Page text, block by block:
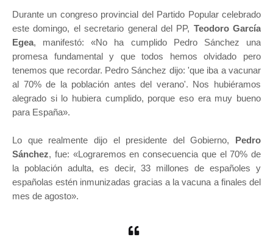
Durante un congreso provincial del Partido Popular celebrado
este domingo, el secretario general del PP, Teodoro García
Egea, manifestó: «No ha cumplido Pedro Sánchez una
promesa fundamental y que todos hemos olvidado pero
tenemos que recordar. Pedro Sánchez dijo: 'que iba a vacunar
al 70% de la población antes del verano'. Nos hubiéramos
alegrado si lo hubiera cumplido, porque eso era muy bueno
para España».
Lo que realmente dijo el presidente del Gobierno, Pedro
Sánchez, fue: «Lograremos en consecuencia que el 70% de
la población adulta, es decir, 33 millones de españoles y
españolas estén inmunizadas gracias a la vacuna a finales del
mes de agosto».